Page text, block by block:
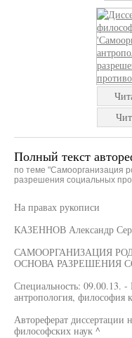
Полный текст
по теме "Самоорганизация
разрешения социальных
На правах рукописи
КАЗЕННОВ Александр
САМООРГАНИЗАЦИЯ
ОСНОВА РАЗРЕШЕНИЯ
Специальность: 09.00.13. -
антропология, философия
Автореферат диссертации
философских наук ^